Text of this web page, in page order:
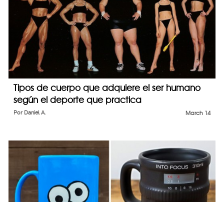
Tipos de cuerpo que adquiere el ser humano
según el deporte que practica
March 14
Por Daniel A.